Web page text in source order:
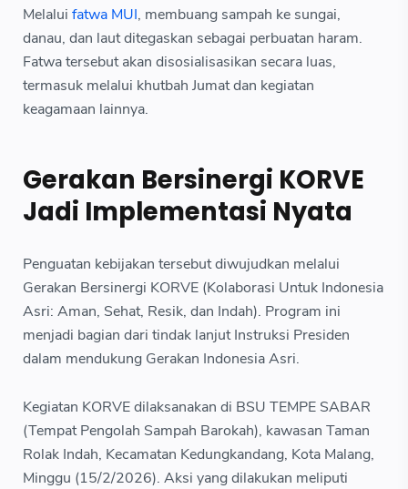
Melalui fatwa MUI, membuang sampah ke sungai,
danau, dan laut ditegaskan sebagai perbuatan haram.
Fatwa tersebut akan disosialisasikan secara luas,
termasuk melalui khutbah Jumat dan kegiatan
keagamaan lainnya.
Gerakan Bersinergi KORVE
Jadi Implementasi Nyata
Penguatan kebijakan tersebut diwujudkan melalui
Gerakan Bersinergi KORVE (Kolaborasi Untuk Indonesia
Asri: Aman, Sehat, Resik, dan Indah). Program ini
menjadi bagian dari tindak lanjut Instruksi Presiden
dalam mendukung Gerakan Indonesia Asri.
Kegiatan KORVE dilaksanakan di BSU TEMPE SABAR
(Tempat Pengolah Sampah Barokah), kawasan Taman
Rolak Indah, Kecamatan Kedungkandang, Kota Malang,
Minggu (15/2/2026). Aksi yang dilakukan meliputi